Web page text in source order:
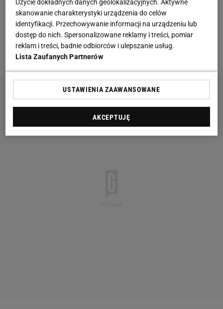
faworytów „czasówki”, podekscytowany Jaskuła
zadzwonił do mnie z propozycją.
- Zakładamy się? – zapytał.
Użycie dokładnych danych geolokalizacyjnych. Aktywne
skanowanie charakterystyki urządzenia do celów
identyfikacji. Przechowywanie informacji na urządzeniu lub
dostęp do nich. Spersonalizowane reklamy i treści, pomiar
reklam i treści, badnie odbiorców i ulepszanie usług.
Lista Zaufanych Partnerów
USTAWIENIA ZAAWANSOWANE
AKCEPTUJĘ